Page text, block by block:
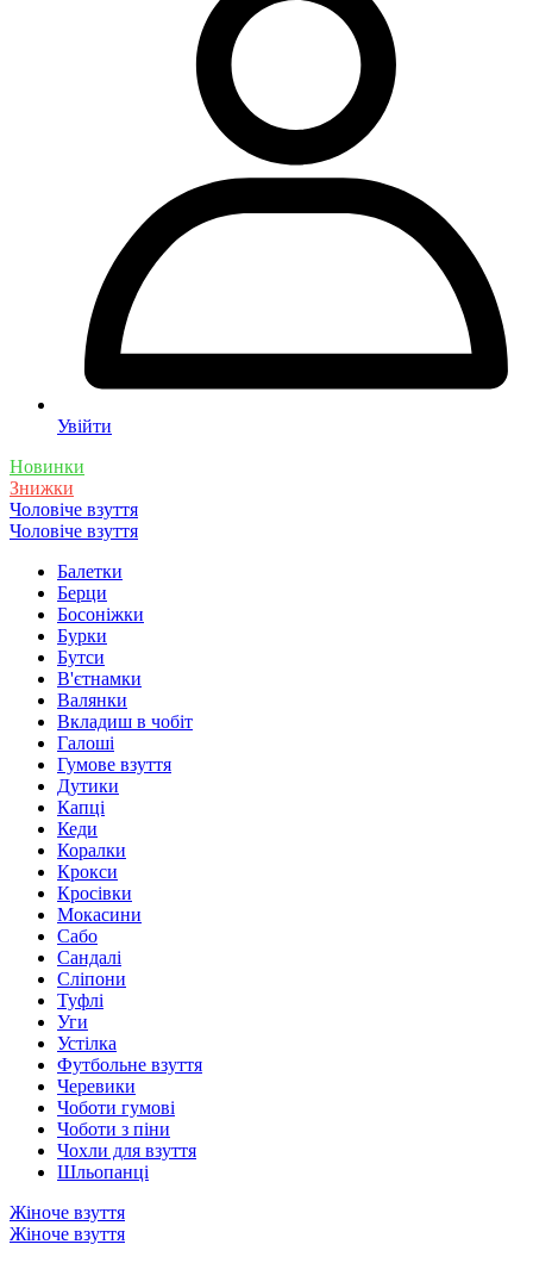
Увійти
Новинки
Знижки
Чоловіче взуття
Чоловіче взуття
Балетки
Берци
Босоніжки
Бурки
Бутси
В'єтнамки
Валянки
Вкладиш в чобіт
Галоші
Гумове взуття
Дутики
Капці
Кеди
Коралки
Крокси
Кросівки
Мокасини
Сабо
Сандалі
Сліпони
Туфлі
Уги
Устілка
Футбольне взуття
Черевики
Чоботи гумові
Чоботи з піни
Чохли для взуття
Шльопанці
Жіноче взуття
Жіноче взуття